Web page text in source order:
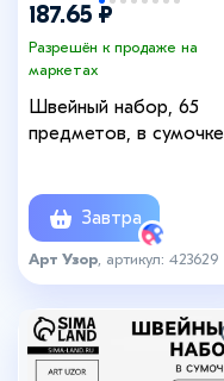
187.65 ₽
Разрешён к продаже на
маркетах
Швейный набор, 65
предметов, в сумочке
Завтра
Арт Узор , артикул: 423629